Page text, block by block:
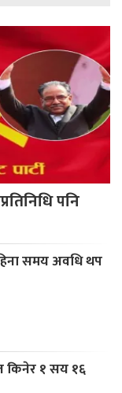
पनि
समय अवधि थप
किनेर १ सय १६